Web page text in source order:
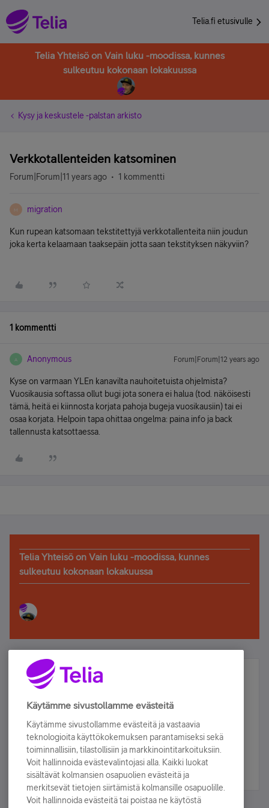
Telia.fi etusivulle
Telia Yhteisö on Vain luku -moodissa, kunnes
sulkeutuu kokonaan lokakuussa
Kysy ja keskustele -palstan arkisto
Verkkotallenteiden katsominen
Forum|Forum|11 years ago 1 kommentti
M migration
Kun rupean katsomaan tekstitettyjä verkkotallenteita niin joudun
joka kerta kelaamaan taaksepäin jotta saan tekstityksen näkyviin?
1 kommentti
A Anonymous Forum|Forum|12 years ago
Kyse on varmaan YLEn kanavilta nauhoitetuista ohjelmista?
Vuosikausia softassa ollut bugi jota sonera ei halua (tod. näköisesti
tämä, heitä ei kiinnosta korjata pahoja bugeja vuosikausiin) tai ei
osaa korjata. Helpoin tapa ohittaa ongelma: paina info ja back
tallennusta katsottaessa.
Telia Yhteisö on Vain luku -moodissa, kunnes
sulkeutuu kokonaan lokakuussa
Älä jää paitsi – osallistu ja voita!
Tilaa Telian uutiskirje ja olet mukana arvonnassa.
sähköpostiisi.
Tilaa nyt
Käytämme sivustollamme evästeitä
Käytämme sivustollamme evästeitä ja vastaavia
teknologioita käyttökokemuksen parantamiseksi sekä
toiminnallisiin, tilastollisiin ja markkinointitarkoituksiin.
Voit hallinnoida evästevalintojasi alla. Kaikki luokat
sisältävät kolmansien osapuolien evästeitä ja
merkitsevät tietojen siirtämistä kolmansille osapuolille.
Voit hallinnoida evästeitä tai poistaa ne käytöstä